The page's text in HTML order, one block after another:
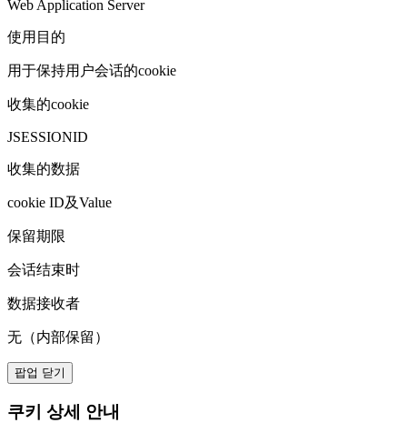
Web Application Server
使用目的
用于保持用户会话的cookie
收集的cookie
JSESSIONID
收集的数据
cookie ID及Value
保留期限
会话结束时
数据接收者
无（内部保留）
팝업 닫기
쿠키 상세 안내